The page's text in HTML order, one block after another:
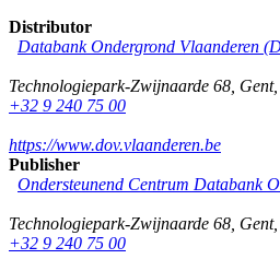
Distributor
Databank Ondergrond Vlaanderen
Technologiepark-Zwijnaarde 68 Gent,
+32 9 240 75 00
https://www.dov.vlaanderen.be
Publisher
Ondersteunend Centrum Databank
Technologiepark-Zwijnaarde 68 Gent,
+32 9 240 75 00